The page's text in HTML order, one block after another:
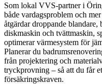
Som lokal VVS-partner i
både vardagsproblem och
åtgärdar droppande
diskmaskin och tvättmaskin,
optimerar värmesystem för
Planerar du
från projektering och
tryckprovning – så att du får
försäkringskraven.